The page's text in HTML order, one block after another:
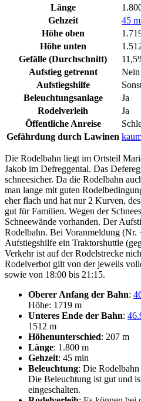
Länge
Gehzeit
45
Höhe oben
Höhe unten
Gefälle (Durchschnitt)
Aufstieg getrennt
Nein
Aufstiegshilfe
Beleuchtungsanlage
Ja
Rodelverleih
Ja
Öffentliche Anreise
Gefährdung durch Lawinen
Die Rodelbahn liegt im Ortsteil
Jakob im Defreggental. Das
schneesicher. Da die Rodelbahn
man lange mit guten
eher flach und hat nur 2 Kurven,
gut für Familien. Wegen der
Schneewände vorhanden. Der
Rodelbahn. Bei Voranmeldung (Nr.
Aufstiegshilfe ein Traktorshuttle
Verkehr ist auf der Rodelstrecke
Rodelverbot gilt von der jeweils
sowie von 18:00 bis 21:15.
Oberer Anfang der Bahn:
Höhe: 1719 m
Unteres Ende der Bahn:
1512 m
Höhenunterschied: 207 m
Länge: 1.800 m
Gehzeit: 45 min
Beleuchtung: Die Rodelbahn
Die Beleuchtung ist gut und
eingeschalten.